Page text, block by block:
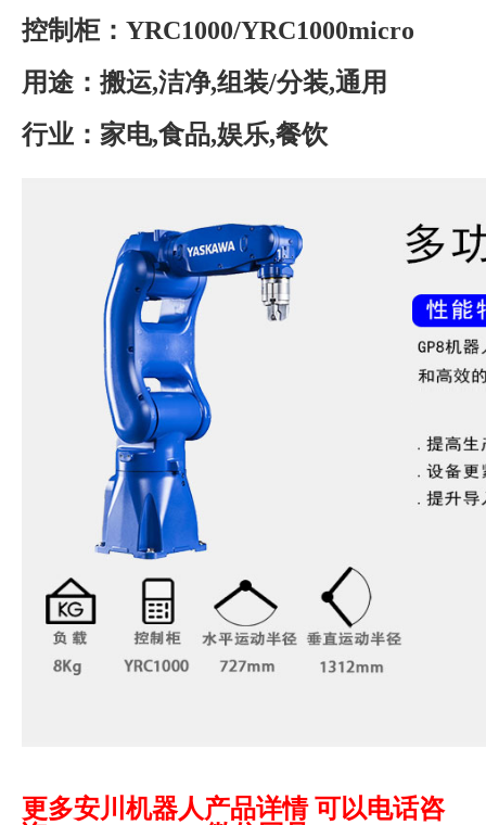
控制柜：YRC1000/YRC1000micro
用途：搬运,洁净,组装/分装,通用
行业：家电,食品,娱乐,餐饮
更多安川机器人产品详情 可以电话咨